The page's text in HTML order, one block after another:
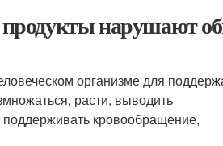
нарушают
организме для
расти, выводить
кровообращение,